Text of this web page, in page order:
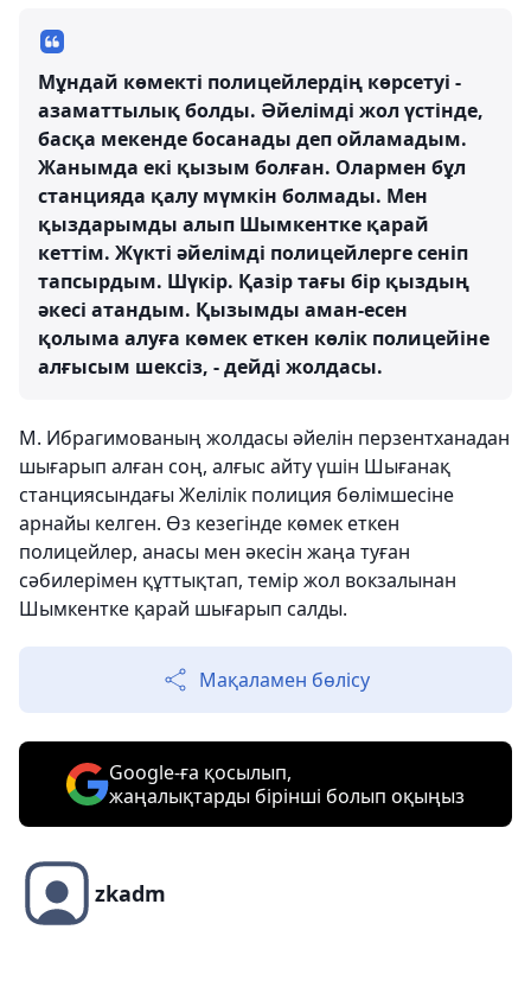
Мұндай көмекті полицейлердің көрсетуі -
азаматтылық болды. Әйелімді жол үстінде,
басқа мекенде босанады деп ойламадым.
Жанымда екі қызым болған. Олармен бұл
станцияда қалу мүмкін болмады. Мен
қыздарымды алып Шымкентке қарай
кеттім. Жүкті әйелімді полицейлерге сеніп
тапсырдым. Шүкір. Қазір тағы бір қыздың
әкесі атандым. Қызымды аман-есен
қолыма алуға көмек еткен көлік полицейіне
алғысым шексіз, - дейді жолдасы.
М. Ибрагимованың жолдасы әйелін перзентханадан
шығарып алған соң, алғыс айту үшін Шығанақ
станциясындағы Желілік полиция бөлімшесіне
арнайы келген. Өз кезегінде көмек еткен
полицейлер, анасы мен әкесін жаңа туған
сәбилерімен құттықтап, темір жол вокзалынан
Шымкентке қарай шығарып салды.
Мақаламен бөлісу
Google-ға қосылып,
жаңалықтарды бірінші болып оқыңыз
zkadm